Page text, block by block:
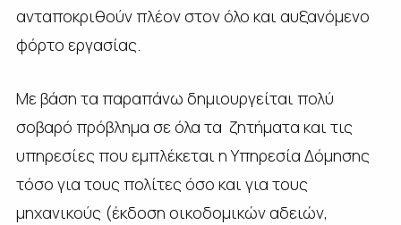
ανταποκριθούν πλέον στον όλο και αυξανόμενο
φόρτο εργασίας.
Με βάση τα παραπάνω δημιουργείται πολύ
σοβαρό πρόβλημα σε όλα τα ζητήματα και τις
υπηρεσίες που εμπλέκεται η Υπηρεσία Δόμησης
τόσο για τους πολίτες όσο και για τους
μηχανικούς (έκδοση οικοδομικών αδειών,